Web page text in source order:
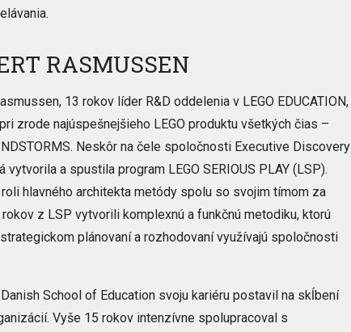
RASMUSSEN
13 rokov líder R&D oddelenia v LEGO EDUCATION,
zrode najúspešnejšieho LEGO produktu všetkých čias –
Neskôr na čele spoločnosti Executive Discovery
vytvorila a spustila program LEGO SERIOUS PLAY (LSP).
hlavného architekta metódy spolu so svojim tímom za
z LSP vytvorili komplexnú a funkčnú metodiku, ktorú
plánovaní a rozhodovaní využívajú spoločnosti
School of Education svoju kariéru postavil na skĺbení
Vyše 15 rokov intenzívne spolupracoval s